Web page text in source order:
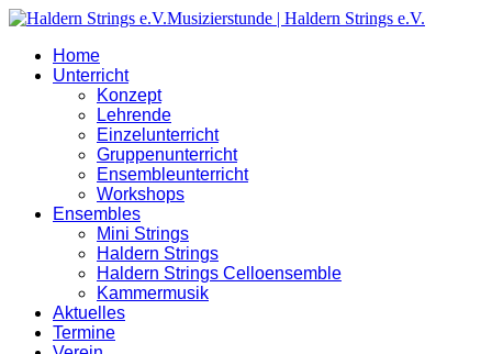
Home
Unterricht
Konzept
Lehrende
Einzelunterricht
Gruppenunterricht
Ensembleunterricht
Workshops
Ensembles
Mini Strings
Haldern Strings
Haldern Strings Celloensemble
Kammermusik
Aktuelles
Termine